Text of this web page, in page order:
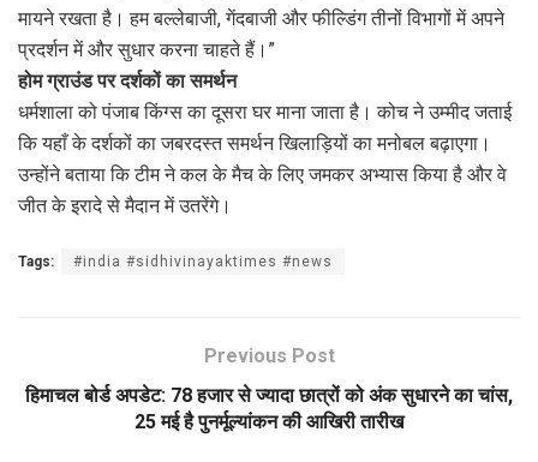
मायने रखता है। हम बल्लेबाजी, गेंदबाजी और फील्डिंग तीनों विभागों में अपने
प्रदर्शन में और सुधार करना चाहते हैं।”
होम ग्राउंड पर दर्शकों का समर्थन
धर्मशाला को पंजाब किंग्स का दूसरा घर माना जाता है। कोच ने उम्मीद जताई
कि यहाँ के दर्शकों का जबरदस्त समर्थन खिलाड़ियों का मनोबल बढ़ाएगा।
उन्होंने बताया कि टीम ने कल के मैच के लिए जमकर अभ्यास किया है और वे
जीत के इरादे से मैदान में उतरेंगे।
Tags: #india #sidhivinayaktimes #news
Previous Post
हिमाचल बोर्ड अपडेट: 78 हजार से ज्यादा छात्रों को अंक सुधारने का चांस,
25 मई है पुनर्मूल्यांकन की आखिरी तारीख